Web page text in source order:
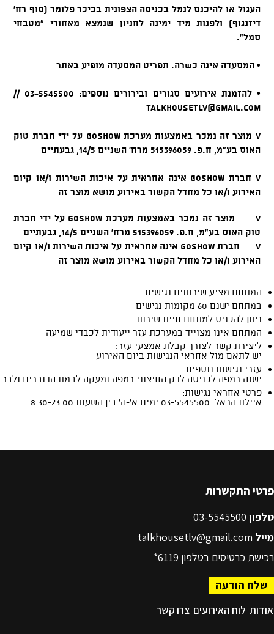
פרטי התקשרות
טלפון
מייל talkhousetlv@gmail.com
רכישת כרטיסים בטלפון 6119*
שלח הודעה
אודות לוח האירועים צרו קשר